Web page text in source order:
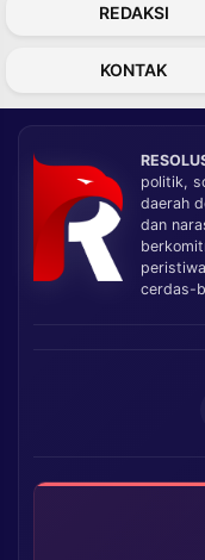
REDAKSI
KONTAK
politik,
daerah
dan
cerdas-